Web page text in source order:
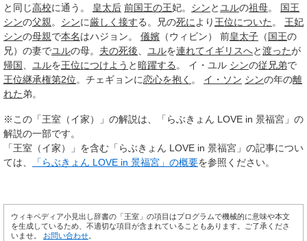
と同じ高校に通う。 皇太后 前国王の王妃。 シンとユルの祖母。
国王
シンの父親。 シンに厳しく 接する。兄の死により王位についた。 王妃
シンの母親で本名はハジョン。 儀嬪 （ウィビン） 前皇太子 （ 国王の
兄）の妻でユルの母。 夫の死後、 ユルを連れてイギリスへと渡ったが
帰国、 ユルを王位につけよう と暗躍する。 イ・ユル シンの従兄弟で
王位継承権第2位。チェギョンに恋心を抱く 。 イ・ソン シンの年の離
れた弟。
※この「王室（イ家）」の解説は、「らぶきょん LOVE in 景福宮」の
解説の一部です。
「王室（イ家）」を含む「らぶきょん LOVE in 景福宮」の記事につい
ては、
「らぶきょん LOVE in 景福宮」の概要を参照ください。
ウィキペディア小見出し辞書の「王室」の項目はプログラムで機械的に意味や本文
を生成しているため、不適切な項目が含まれていることもあります。ご了承くださ
いませ。 お問い合わせ